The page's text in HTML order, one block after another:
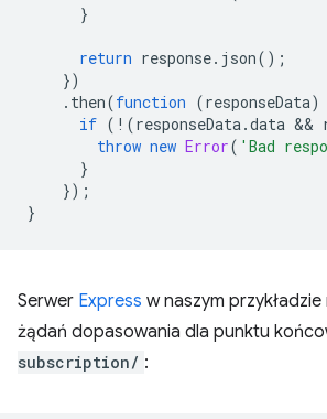
}
return response. json();
})
. then(function (responseData)
if ( ! (responseData.data &&
throw new Error( 'Bad
}
});
}
Serwer Express w naszym
żądań dopasowania dla punktu
subscription/ :